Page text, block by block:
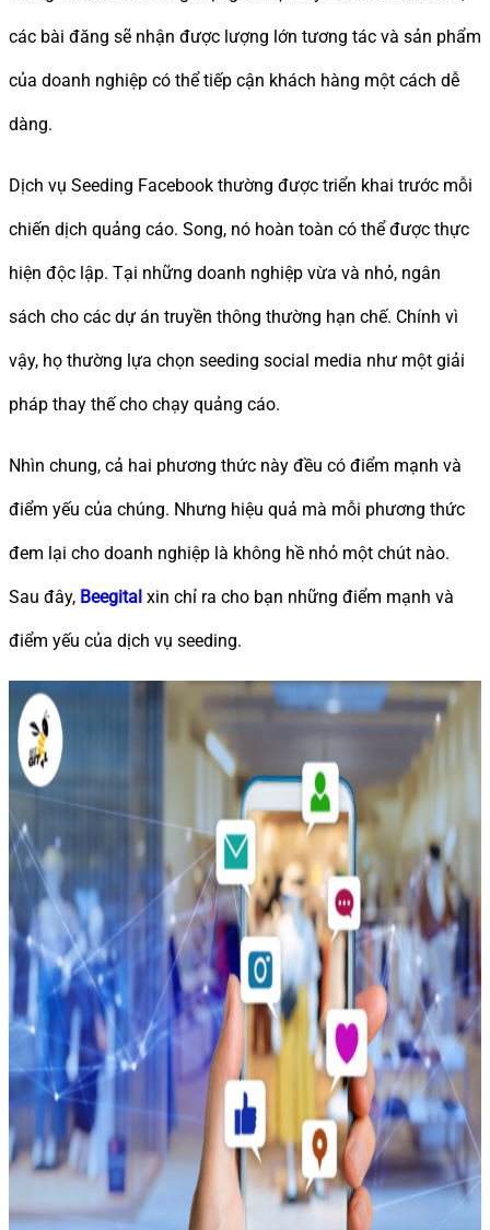
các bài đăng sẽ nhận được lượng lớn tương tác và sản phẩm
của doanh nghiệp có thể tiếp cận khách hàng một cách dễ
dàng.
Dịch vụ Seeding Facebook thường được triển khai trước mỗi
chiến dịch quảng cáo. Song, nó hoàn toàn có thể được thực
hiện độc lập. Tại những doanh nghiệp vừa và nhỏ, ngân
sách cho các dự án truyền thông thường hạn chế. Chính vì
vậy, họ thường lựa chọn seeding social media như một giải
pháp thay thế cho chạy quảng cáo.
Nhìn chung, cả hai phương thức này đều có điểm mạnh và
điểm yếu của chúng. Nhưng hiệu quả mà mỗi phương thức
đem lại cho doanh nghiệp là không hề nhỏ một chút nào.
Sau đây, Beegital xin chỉ ra cho bạn những điểm mạnh và
điểm yếu của dịch vụ seeding.